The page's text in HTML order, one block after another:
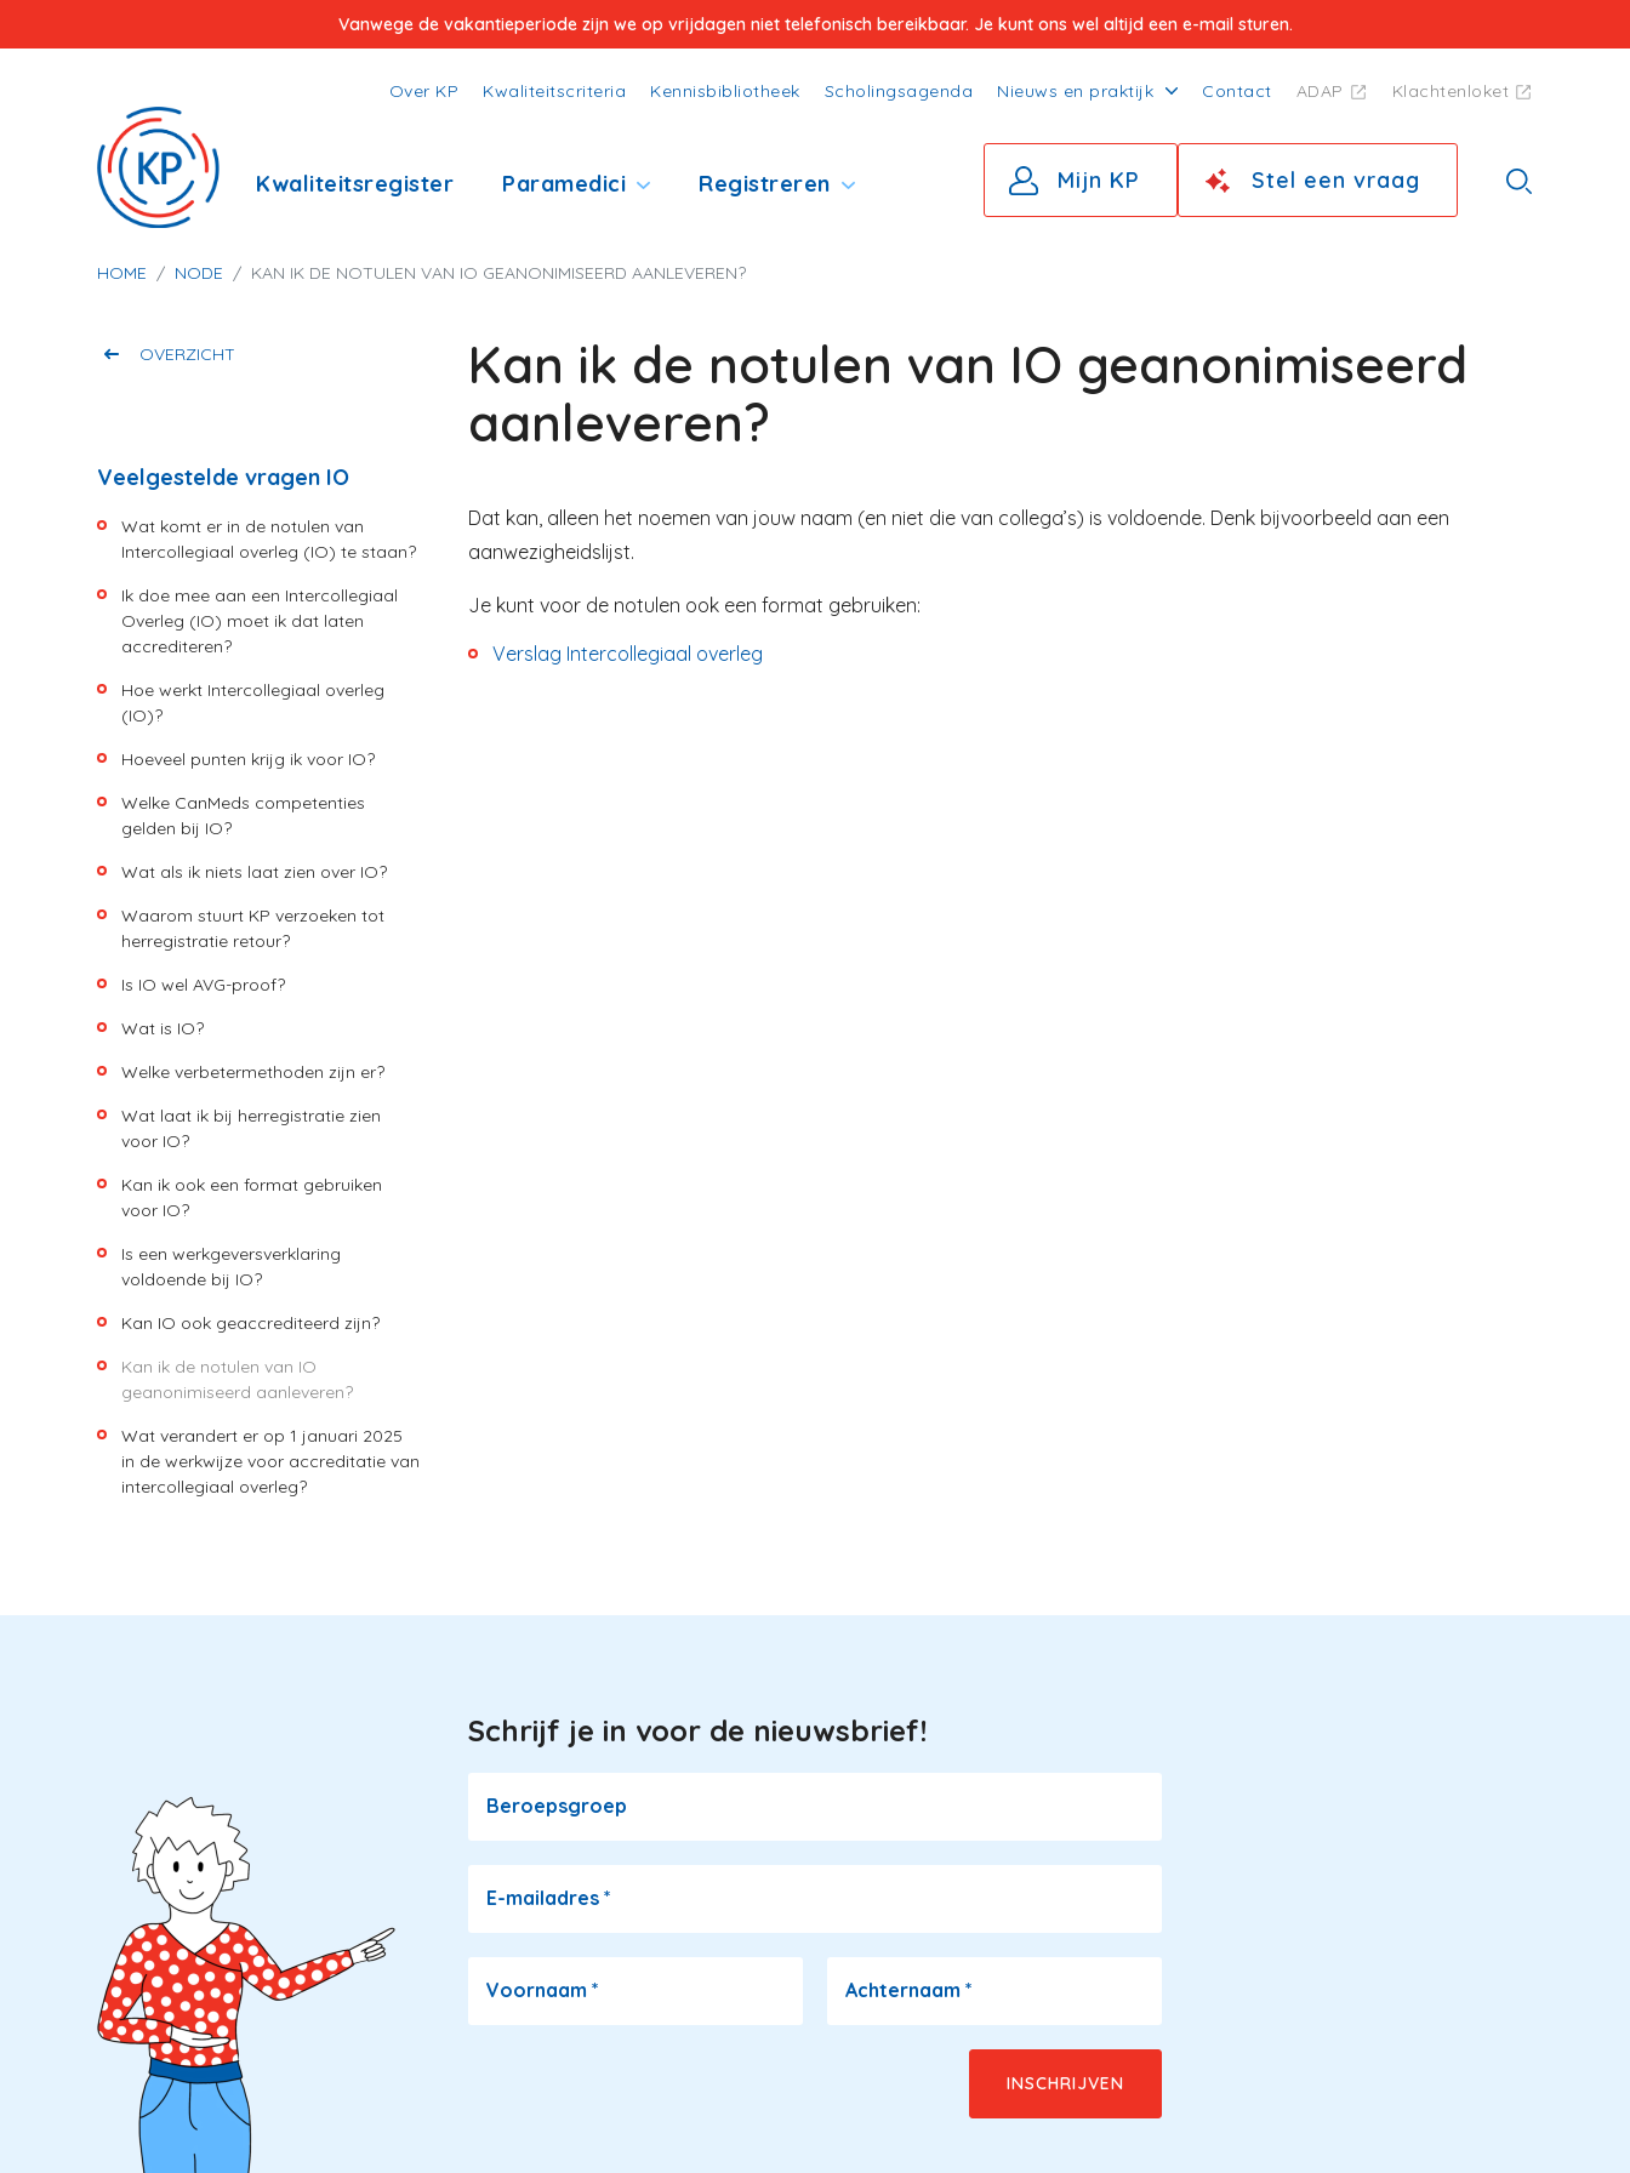
en
Vanwege de vakantieperiode zijn we op vrijdagen niet telefonisch bereikbaar. Je kunt ons wel altijd een e-mail sturen.
Top
menu
Over KP Kwaliteitscriteria Kennisbibliotheek Scholingsagenda Nieuws en praktijk Contact ADAP Klachtenloket
Hoofdnavigatie
Kwaliteitsregister Paramedici Registreren Mijn KP Stel een vraag
Kruimelpad
HOME NODE KAN IK DE NOTULEN VAN IO GEANONIMISEERD AANLEVEREN?
OVERZICHT
Veelgestelde vragen IO
Wat komt er in de notulen van
Intercollegiaal overleg (IO) te staan?
Ik doe mee aan een Intercollegiaal
Overleg (IO) moet ik dat laten
accrediteren?
Hoe werkt Intercollegiaal overleg
(IO)?
Hoeveel punten krijg ik voor IO?
Welke CanMeds competenties
gelden bij IO?
Wat als ik niets laat zien over IO?
Waarom stuurt KP verzoeken tot
herregistratie retour?
Is IO wel AVG-proof?
Wat is IO?
Welke verbetermethoden zijn er?
Wat laat ik bij herregistratie zien
voor IO?
Kan ik ook een format gebruiken
voor IO?
Is een werkgeversverklaring
voldoende bij IO?
Kan IO ook geaccrediteerd zijn?
Kan ik de notulen van IO
geanonimiseerd aanleveren?
Wat verandert er op 1 januari 2025
in de werkwijze voor accreditatie van
intercollegiaal overleg?
Kan ik de notulen van IO geanonimiseerd
aanleveren?
Dat kan, alleen het noemen van jouw naam (en niet die van collega’s) is voldoende. Denk bijvoorbeeld aan een
aanwezigheidslijst.
Je kunt voor de notulen ook een format gebruiken:
Verslag Intercollegiaal overleg
Schrijf je in voor de nieuwsbrief!
Beroepsgroep
E-mailadres *
Voornaam * Achternaam *